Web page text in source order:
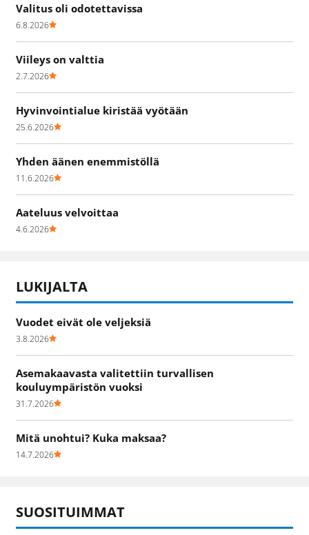
Valitus oli odotettavissa
6.8.2026
Viileys on valttia
2.7.2026
Hyvinvointialue kiristää vyötään
25.6.2026
Yhden äänen enemmistöllä
11.6.2026
Aateluus velvoittaa
4.6.2026
LUKIJALTA
Vuodet eivät ole veljeksiä
3.8.2026
Asemakaavasta valitettiin turvallisen
kouluympäristön vuoksi
31.7.2026
Mitä unohtui? Kuka maksaa?
14.7.2026
SUOSITUIMMAT